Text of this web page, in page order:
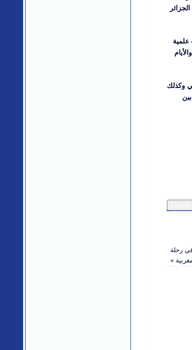
علمية
وكذلك
رحلة
»